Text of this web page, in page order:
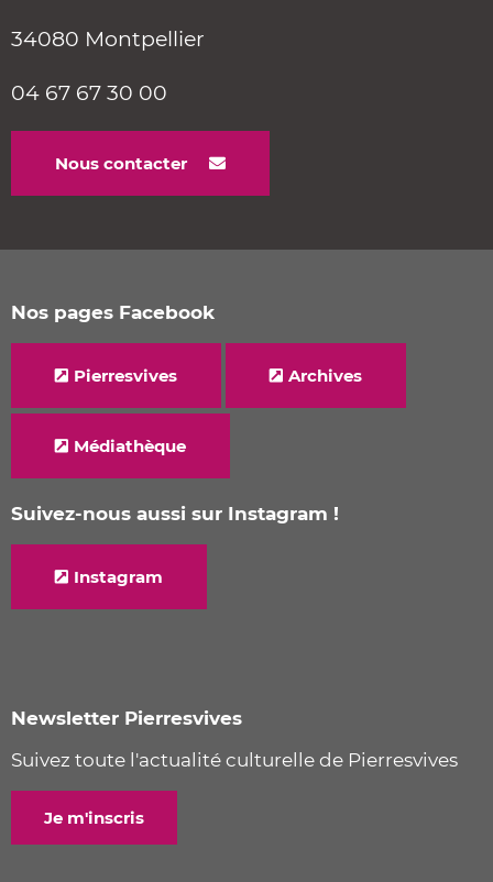
34080 Montpellier
04 67 67 30 00
Nous contacter
Nos pages Facebook
Pierresvives Archives
Médiathèque
Suivez-nous aussi sur Instagram !
Instagram
Newsletter Pierresvives
Suivez toute l'actualité culturelle de Pierresvives
Je m'inscris